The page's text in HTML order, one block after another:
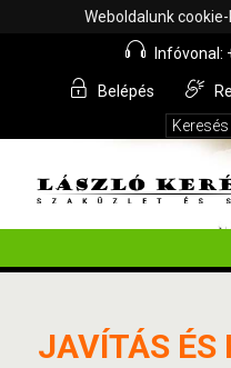
Weboldalunk cookie-
Infóvonal:
Belépés
JAVÍTÁS ÉS